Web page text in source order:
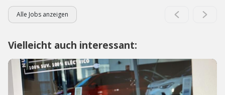
Alle Jobs anzeigen
Vielleicht auch interessant: